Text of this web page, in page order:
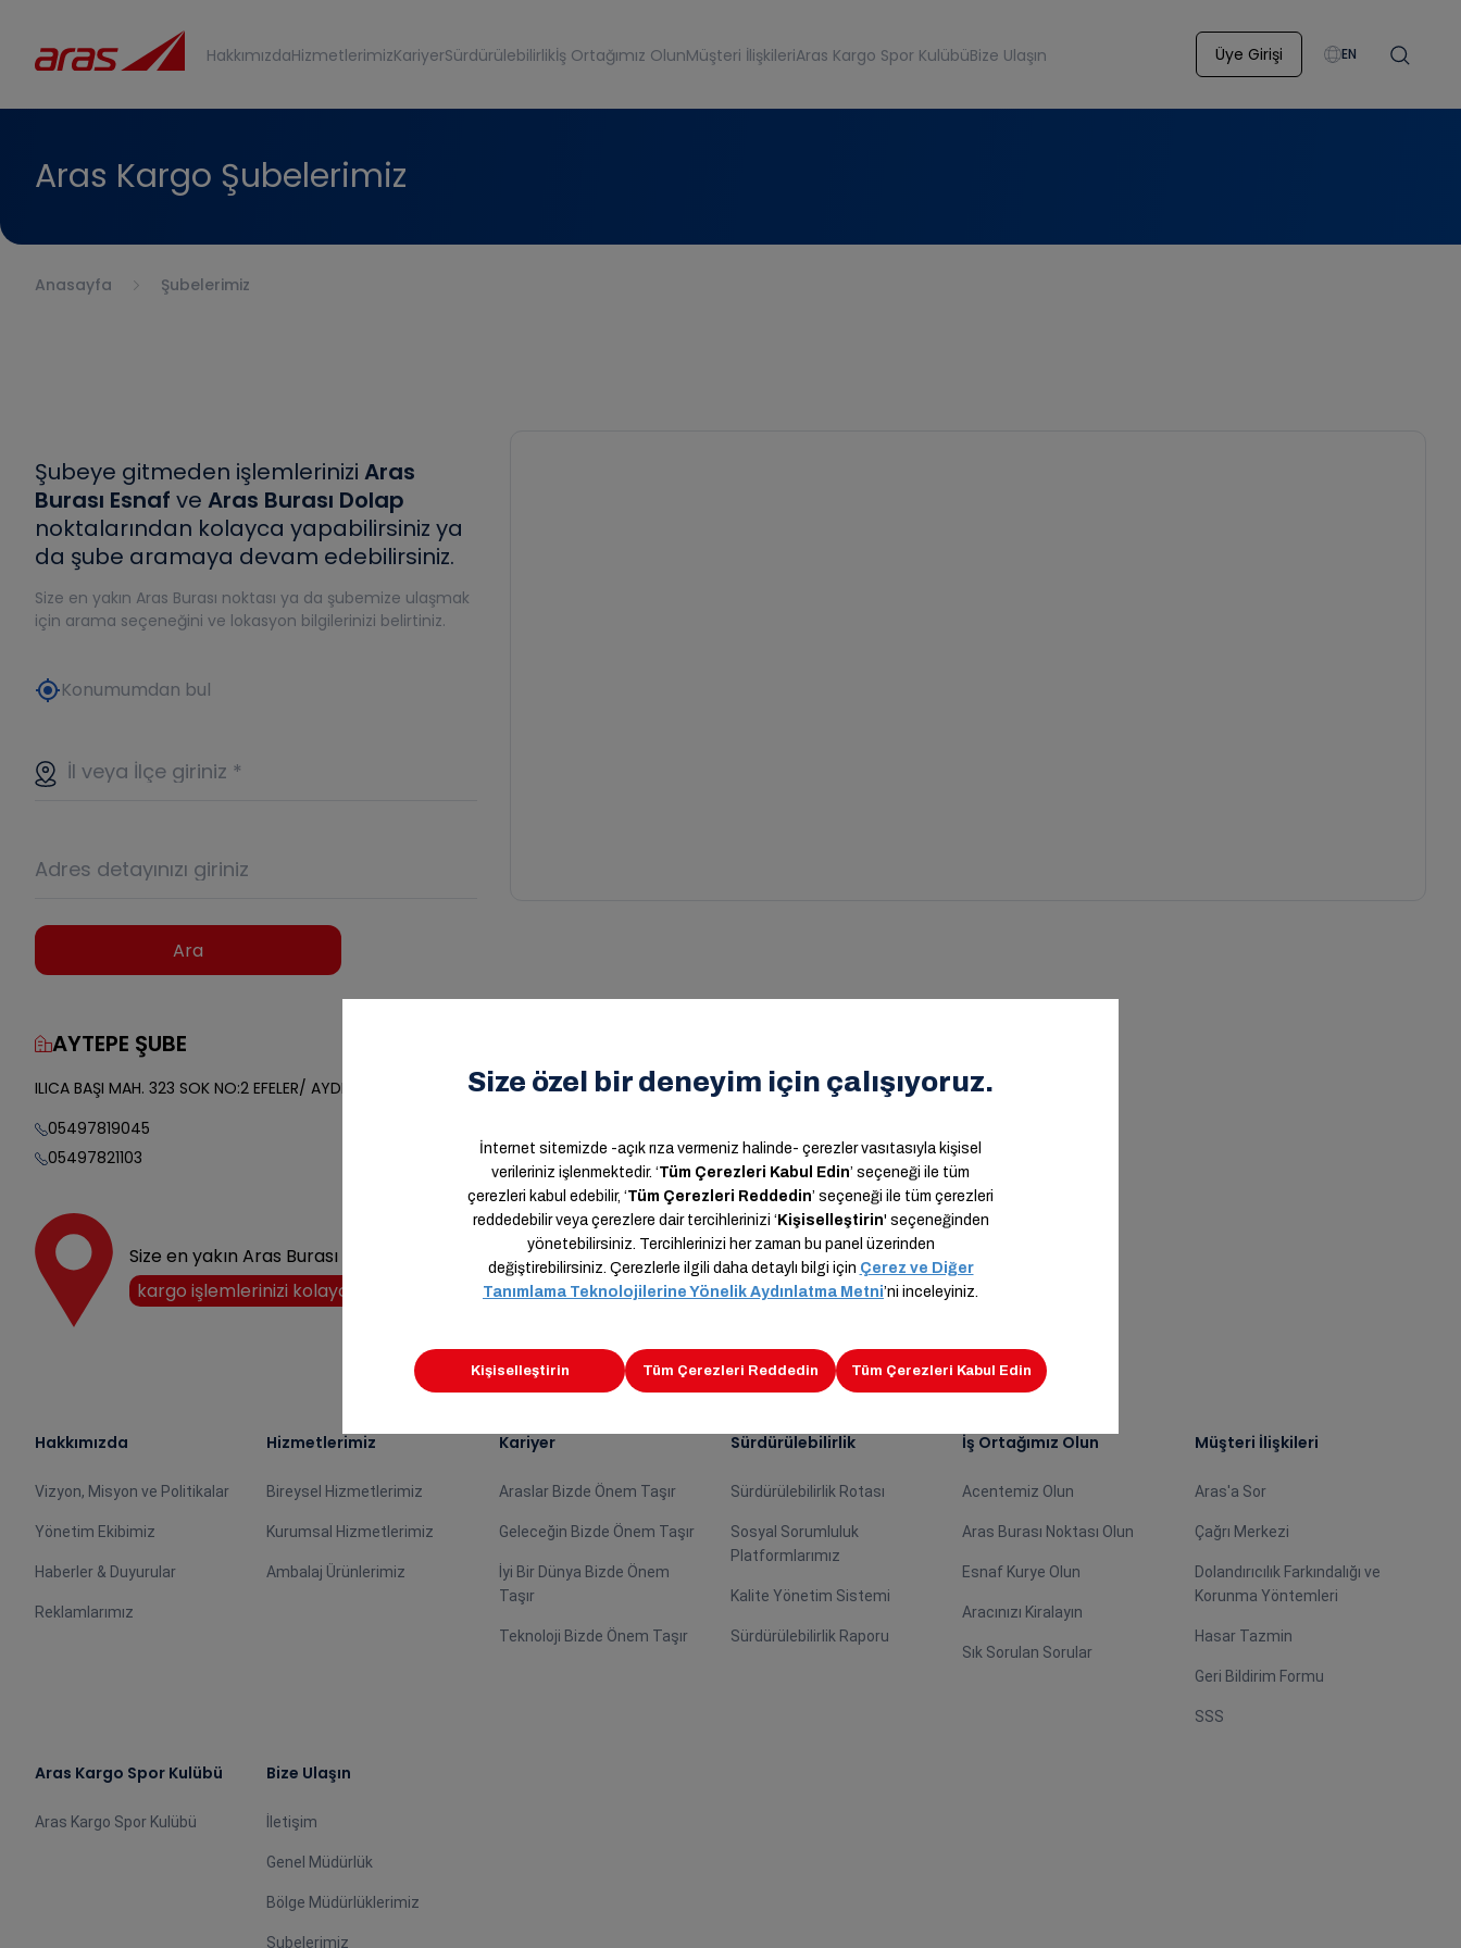
HakkımızdaHizmetlerimizKariyerSürdürülebilirlikİş Ortağımız OlunMüşteri İlişkileriAras Kargo Spor KulübüBize Ulaşın Üye Girişi EN
Aras Kargo Şubelerimiz
Anasayfa Şubelerimiz
Şubeye gitmeden işlemlerinizi Aras
Burası Esnaf ve Aras Burası Dolap
noktalarından kolayca yapabilirsiniz ya
da şube aramaya devam edebilirsiniz.
Size en yakın Aras Burası noktası ya da şubemize ulaşmak
için arama seçeneğini ve lokasyon bilgilerinizi belirtiniz.
my_locationKonumumdan bul
İl veya İlçe giriniz *
Adres detayınızı giriniz
Ara
AYTEPE ŞUBE
ILICA BAŞI MAH. 323 SOK NO:2 EFELER/ AYDIN
05497819045
05497821103
Size en yakın Aras Burası noktasını keşfedin,
kargo işlemlerinizi kolayca halledin!
Hakkımızda
Vizyon, Misyon ve Politikalar
Yönetim Ekibimiz
Haberler & Duyurular
Reklamlarımız
Hizmetlerimiz
Bireysel Hizmetlerimiz
Kurumsal Hizmetlerimiz
Ambalaj Ürünlerimiz
Kariyer
Araslar Bizde Önem Taşır
Geleceğin Bizde Önem Taşır
İyi Bir Dünya Bizde Önem
Taşır
Teknoloji Bizde Önem Taşır
Sürdürülebilirlik
Sürdürülebilirlik Rotası
Sosyal Sorumluluk
Platformlarımız
Kalite Yönetim Sistemi
Sürdürülebilirlik Raporu
İş Ortağımız Olun
Acentemiz Olun
Aras Burası Noktası Olun
Esnaf Kurye Olun
Aracınızı Kiralayın
Sık Sorulan Sorular
Müşteri İlişkileri
Aras'a Sor
Çağrı Merkezi
Dolandırıcılık Farkındalığı ve
Korunma Yöntemleri
Hasar Tazmin
Geri Bildirim Formu
SSS
Aras Kargo Spor Kulübü
Aras Kargo Spor Kulübü
Bize Ulaşın
İletişim
Genel Müdürlük
Bölge Müdürlüklerimiz
Şubelerimiz